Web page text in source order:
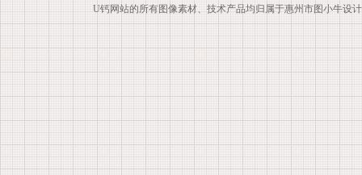
U钙网站的所有图像素材、技术产品均归属于惠州市图小牛设